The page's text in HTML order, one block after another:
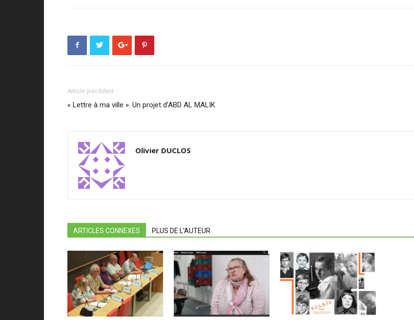
Article précédent
« Lettre à ma ville ». Un projet d’ABD AL MALIK
Olivier DUCLOS
ARTICLES CONNEXES PLUS DE L'AUTEUR